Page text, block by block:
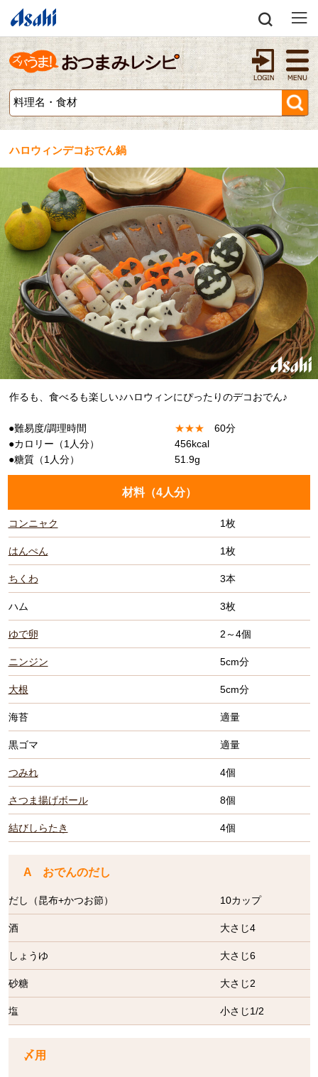
ハロウィンデコおでん鍋
作るも、食べるも楽しい♪ハロウィンにぴったりのデコおでん♪
●難易度/調理時間 ★★★
60分
●カロリー（1人分）
456kcal
●糖質（1人分）
51.9g
材料（4人分）
コンニャク 1枚
はんぺん 1枚
ちくわ 3本
ハム 3枚
ゆで卵 2～4個
ニンジン 5cm分
大根 5cm分
海苔 適量
黒ゴマ 適量
つみれ 4個
さつま揚げボール 8個
結びしらたき 4個
A おでんのだし
だし（昆布+かつお節） 10カップ
酒 大さじ4
しょうゆ 大さじ6
砂糖 大さじ2
塩 小さじ1/2
〆用